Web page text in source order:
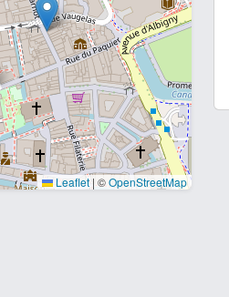
Leaflet | ©OpenStreetMap